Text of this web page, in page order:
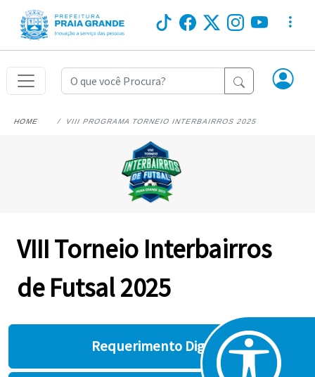
HOME VIII PROGRAMA TORNEIO INTERBAIRROS 2025
VIII Torneio Interbairros
de Futsal 2025
Requerimento Digital